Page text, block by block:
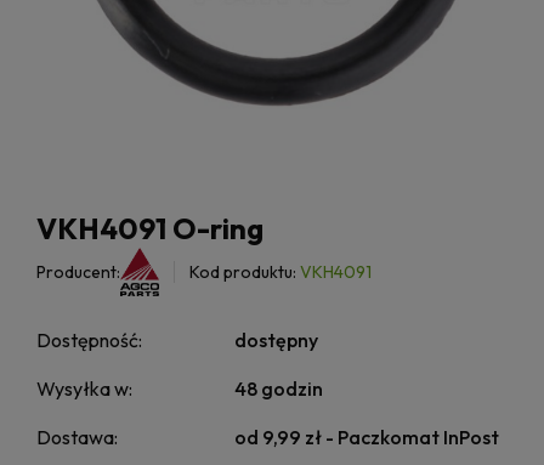
VKH4091 O-ring
Producent: Kod produktu: VKH4091
Dostępność:
dostępny
Wysyłka w:
48 godzin
Dostawa:
od 9,99 zł - Paczkomat InPost